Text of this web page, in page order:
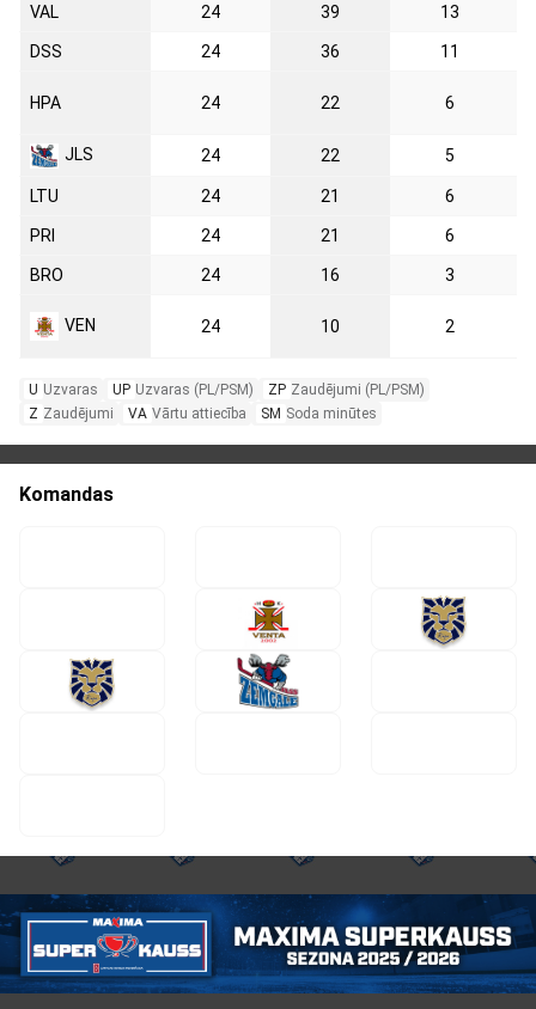
VAL 24 39 13
DSS 24 36 11
HPA 24 22 6
JLS 24 22 5
LTU 24 21 6
PRI 24 21 6
BRO 24 16 3
VEN 24 10 2
U Uzvaras UP Uzvaras (PL/PSM) ZP Zaudējumi (PL/PSM)
Z Zaudējumi VA Vārtu attiecība SM Soda minūtes
Komandas